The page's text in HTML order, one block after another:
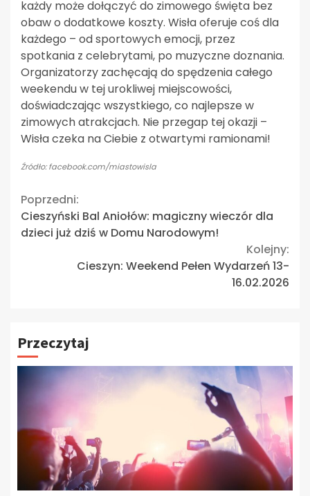
każdy może dołączyć do zimowego święta bez
obaw o dodatkowe koszty. Wisła oferuje coś dla
każdego – od sportowych emocji, przez
spotkania z celebrytami, po muzyczne doznania.
Organizatorzy zachęcają do spędzenia całego
weekendu w tej urokliwej miejscowości,
doświadczając wszystkiego, co najlepsze w
zimowych atrakcjach. Nie przegap tej okazji –
Wisła czeka na Ciebie z otwartymi ramionami!
Źródło: facebook.com/miastowisla
Continue
Reading
Poprzedni:
Cieszyński Bal Aniołów: magiczny wieczór dla
dzieci już dziś w Domu Narodowym!
Kolejny:
Cieszyn: Weekend Pełen Wydarzeń 13-
16.02.2026
Przeczytaj